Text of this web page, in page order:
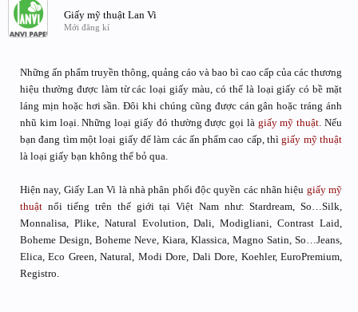
Giấy mỹ thuật Lan Vi
Mới đăng kí
Những ấn phẩm truyền thông, quảng cáo và bao bì cao cấp của các thương
hiệu thường được làm từ các loại giấy màu, có thể là loại giấy có bề mặt
láng mịn hoặc hơi sần. Đôi khi chúng cũng được cán gân hoặc tráng ánh
nhũ kim loại. Những loại giấy đó thường được gọi là giấy mỹ thuật. Nếu
bạn đang tìm một loại giấy để làm các ấn phẩm cao cấp, thìgiấy mỹ thuật
là loại giấy bạn không thể bỏ qua.
Hiện nay, Giấy Lan Vi là nhà phân phối độc quyền các nhãn hiệu giấy mỹ
thuật nổi tiếng trên thế giới tại Việt Nam như: Stardream, So…Silk,
Monnalisa, Plike, Natural Evolution, Dali, Modigliani, Contrast Laid,
Boheme Design, Boheme Neve, Kiara, Klassica, Magno Satin, So…Jeans,
Elica, Eco Green, Natural, Modi Dore, Dali Dore, Koehler, EuroPremium,
Registro.